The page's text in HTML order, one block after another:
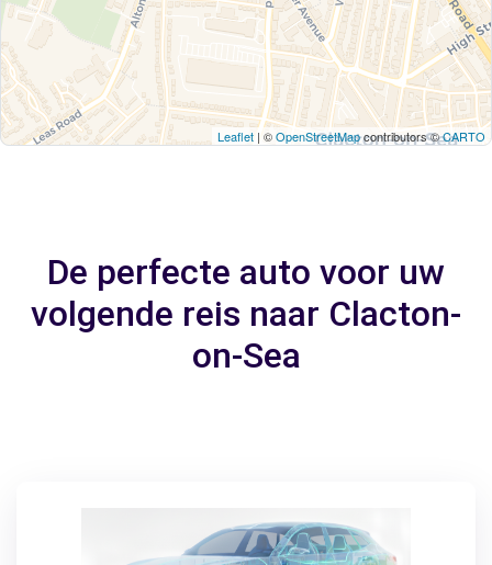
Leaflet | ©OpenStreetMapcontributors ©CARTO
De perfecte auto voor uw
volgende reis naar Clacton-
on-Sea